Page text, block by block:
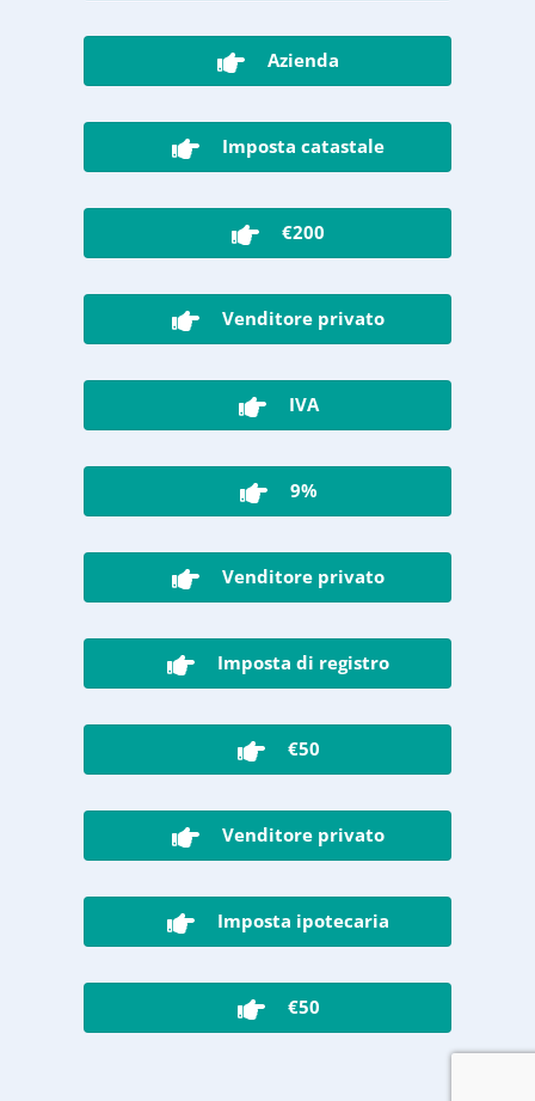
Azienda
Imposta catastale
€200
Venditore privato
IVA
9%
Venditore privato
Imposta di registro
€50
Venditore privato
Imposta ipotecaria
€50